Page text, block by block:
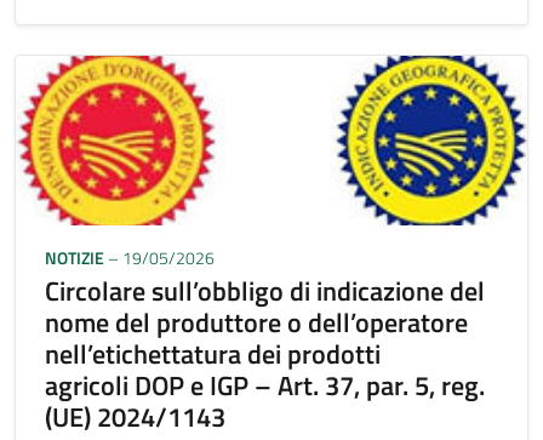
NOTIZIE– 19/05/2026
Circolare sull’obbligo di indicazione del
nome del produttore o dell’operatore
nell’etichettatura dei prodotti
agricoli DOP e IGP – Art. 37, par. 5, reg.
(UE) 2024/1143